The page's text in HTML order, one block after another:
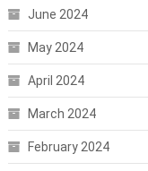
June 2024
May 2024
April 2024
March 2024
February 2024